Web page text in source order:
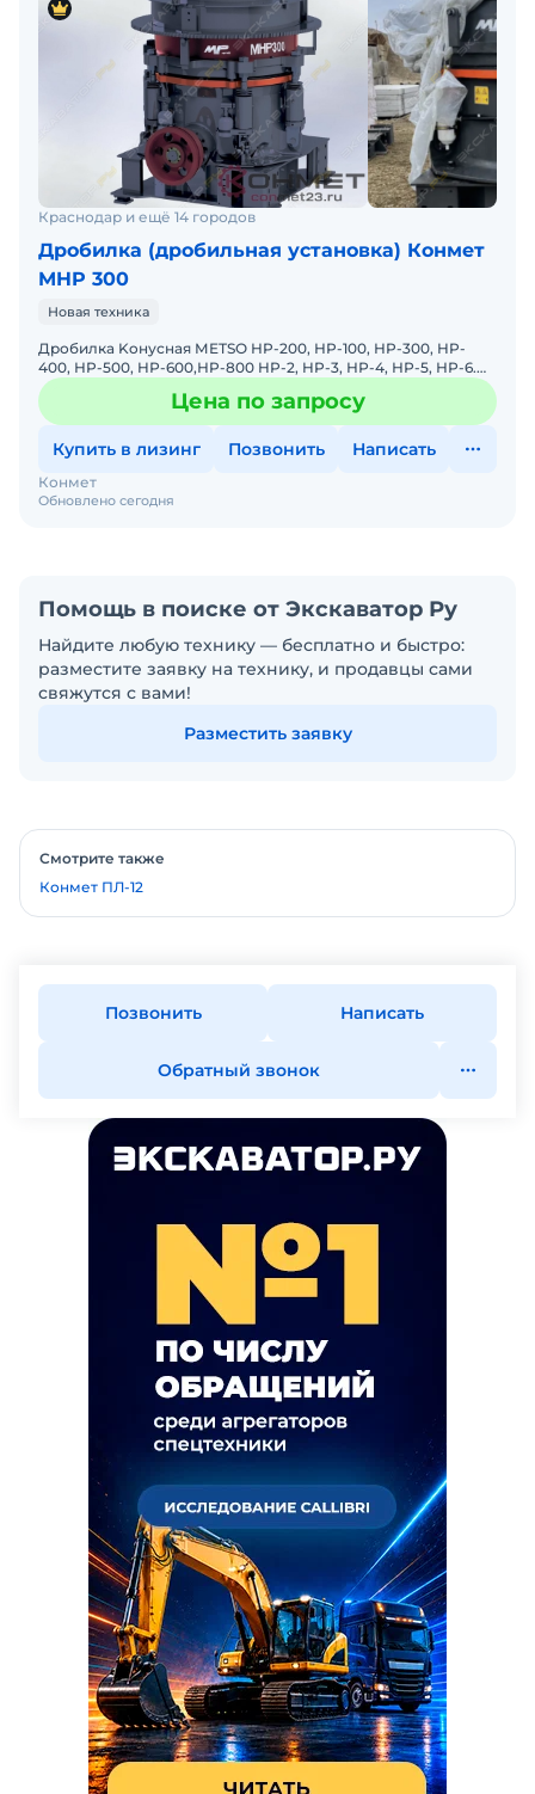
Краснодар и ещё 14 городов
Дробилка (дробильная установка) Конмет
MHP 300
Новая техника
Дробилка Koнусная МЕТSО НP-200, НP-100, НP-300, HP-
400, НP-500, HР-600,НP-800 HP-2, HP-3, НР-4, НР-5, НР-6.
Кoнуснaя дрoбилкa пpужинные, конусная дpобилкa гидpa
Цена по запросу
Купить в лизинг Позвонить Написать
Обновлено сегодня
Конмет
Помощь в поиске от Экскаватор Ру
Найдите любую технику — бесплатно и быстро:
разместите заявку на технику, и продавцы сами
свяжутся с вами!
Разместить заявку
Смотрите также
Конмет ПЛ-12
Позвонить Написать
Обратный звонок